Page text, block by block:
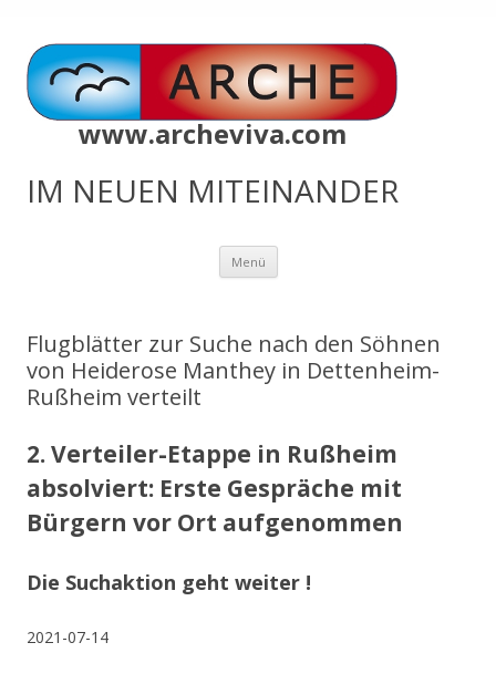
www.archeviva.com
IM NEUEN MITEINANDER
Menü Zum
springen
Flugblätter zur Suche nach den Söhnen
von Heiderose Manthey in Dettenheim-
Rußheim verteilt
2. Verteiler-Etappe in Rußheim
absolviert: Erste Gespräche mit
Bürgern vor Ort aufgenommen
Die Suchaktion geht weiter !
2021-07-14